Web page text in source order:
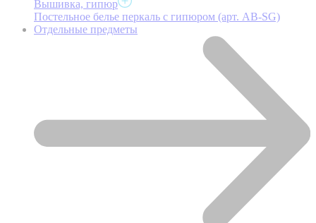
Вышивка, гипюр
Постельное белье перкаль с гипюром (арт. AB-SG)
Отдельные предметы